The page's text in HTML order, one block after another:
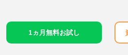
1ヵ月無料お試し